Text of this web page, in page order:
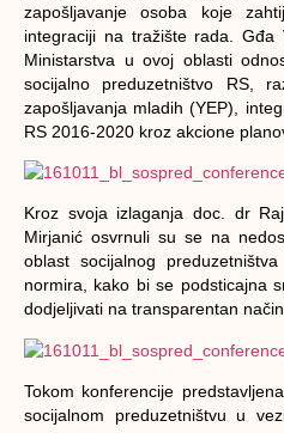
zapošljavanje osoba koje
integraciji na tražište rada. Gđa
Ministarstva u ovoj oblasti
socijalno preduzetništvo RS,
zapošljavanja mladih (YEP),
RS 2016-2020 kroz akcione
Kroz svoja izlaganja doc. dr
Mirjanić osvrnuli su se na
oblast socijalnog
normira, kako bi se podsticajna
dodjeljivati na transparentan
Tokom konferencije
socijalnom preduzetništvu u